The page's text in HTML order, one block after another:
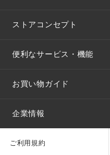
ストアコンセプト
便利なサービス・機能
お買い物ガイド
企業情報
ご利用規約